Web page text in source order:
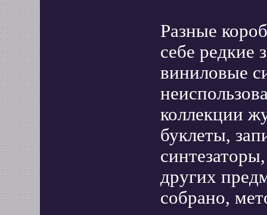
Разные
себе редкие
виниловые
коллекции
буклеты,
других
собрано,